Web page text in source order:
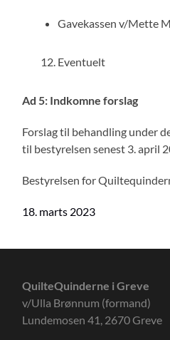
Gavekassen v/Mette
Eventuelt
Ad 5: Indkomne forslag
Forslag til behandling under
til bestyrelsen senest 3. april
Bestyrelsen for
18. marts 2023
QuilteQuinderne i Greve
v/Ulla Brønnum (formand)
Lundemosen 41, 2670 Greve